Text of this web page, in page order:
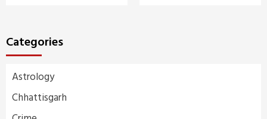
Categories
Astrology
Chhattisgarh